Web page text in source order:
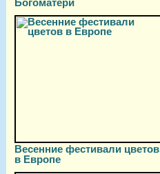
Весенние фестивали цветов
в Европе